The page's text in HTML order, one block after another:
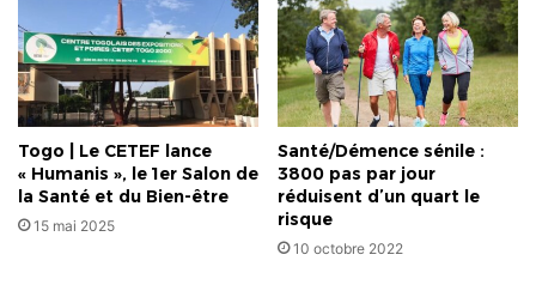
Togo | Le CETEF lance
« Humanis », le 1er Salon de
la Santé et du Bien-être
15 mai 2025
Santé/Démence sénile :
3800 pas par jour
réduisent d’un quart le
risque
10 octobre 2022